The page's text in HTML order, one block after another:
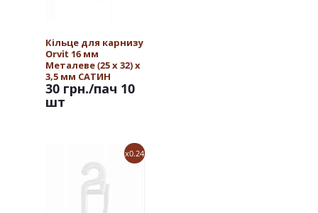
Кільце для карнизу
Orvit 16 мм
Металеве (25 х 32) х
3,5 мм САТИН
30 грн./пач 10
шт
x0.24